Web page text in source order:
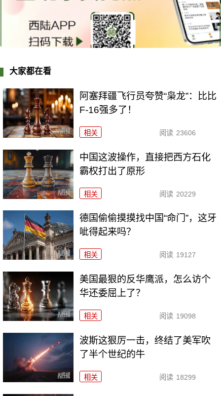
大家都在看
阿塞拜疆飞行员夸赞“枭龙”：比比
F-16强多了！
相关 阅读 23606
中国这波操作，直接把西方石化
霸权打出了原形
相关 阅读 20229
德国偷偷摸摸找中国“命门”，这牙
呲得起来吗？
相关 阅读 19127
美国最狠的反华鹰派，怎么访个
华还委屈上了？
相关 阅读 19098
波斯这狠厉一击，终结了美军吹
了半个世纪的牛
相关 阅读 18299